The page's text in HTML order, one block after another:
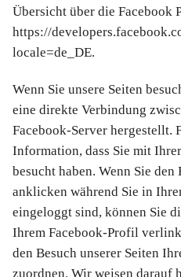
Übersicht über die Facebook
https://
locale=de_DE.
Wenn Sie unsere Seiten
eine direkte Verbindung
Facebook-Server hergestellt.
Information, dass Sie mit
besucht haben. Wenn Sie
anklicken während Sie in
eingeloggt sind, können Sie
Ihrem Facebook-Profil
den Besuch unserer Seiten
zuordnen. Wir weisen darauf